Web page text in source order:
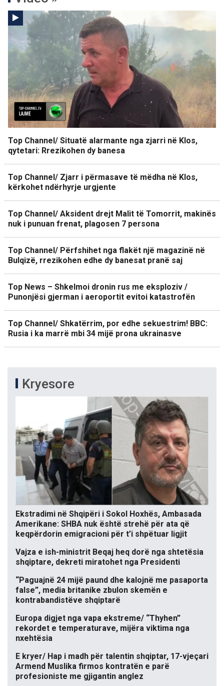
Top Channel/ Situatë alarmante nga zjarri në Klos,
qytetari: Rrezikohen dy banesa
Top Channel/ Zjarr i përmasave të mëdha në Klos,
kërkohet ndërhyrje urgjente
Top Channel/ Aksident drejt Malit të Tomorrit, makinës
nuk i punuan frenat, plagosen 7 persona
Top Channel/ Përfshihet nga flakët një magazinë në
Bulqizë, rrezikohen edhe dy banesat pranë saj
Top News – Shkelmoi dronin rus me eksploziv /
Punonjësi gjerman i aeroportit evitoi katastrofën
Top Channel/ Shkatërrim, por edhe sekuestrim! BBC:
Rusia i ka marrë mbi 34 mijë prona ukrainasve
Kryesore
Ekstradimi në Shqipëri i Sokol Hoxhës, Ambasada
Amerikane: SHBA nuk është strehë për ata që
keqpërdorin emigracioni për t’i shpëtuar ligjit
Vajza e ish-ministrit Beqaj heq dorë nga shtetësia
shqiptare, dekreti miratohet nga Presidenti
“Paguajnë 24 mijë paund dhe kalojnë me pasaporta
false”, media britanike zbulon skemën e
kontrabandistëve shqiptarë
Europa digjet nga vapa ekstreme/ “Thyhen”
rekordet e temperaturave, mijëra viktima nga
nxehtësia
E kryer/ Hap i madh për talentin shqiptar, 17-vjeçari
Armend Muslika firmos kontratën e parë
profesioniste me gjigantin anglez